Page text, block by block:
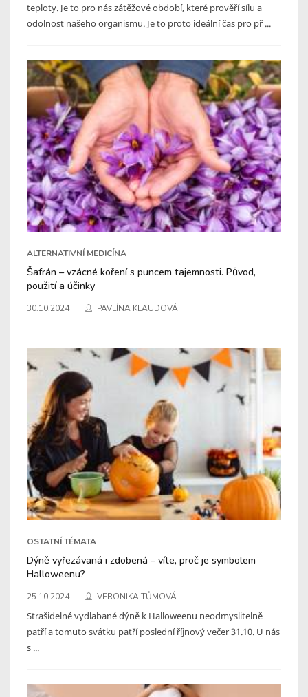
teploty. Je to pro nás zátěžové období, které prověří sílu a
odolnost našeho organismu. Je to proto ideální čas pro př ...
ALTERNATIVNÍ MEDICÍNA
Šafrán – vzácné koření s puncem tajemnosti. Původ,
použití a účinky
30.10.2024 PAVLÍNA KLAUDOVÁ
OSTATNÍ TÉMATA
Dýně vyřezávaná i zdobená – víte, proč je symbolem
Halloweenu?
25.10.2024 VERONIKA TŮMOVÁ
Strašidelné vydlabané dýně k Halloweenu neodmyslitelně
patří a tomuto svátku patří poslední říjnový večer 31.10. U nás
s ...